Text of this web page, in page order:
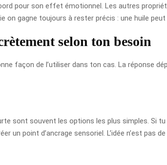
pour son effet émotionnel. Les autres
on gagne toujours à rester précis : une huile
selon ton besoin
façon de l’utiliser dans ton cas. La réponse
sont souvent les options les plus simples. Si
un point d’ancrage sensoriel. L’idée n’est pas